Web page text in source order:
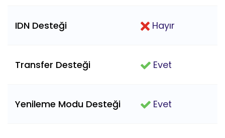
IDN Desteği Hayır
Transfer Desteği Evet
Yenileme Modu Desteği Evet